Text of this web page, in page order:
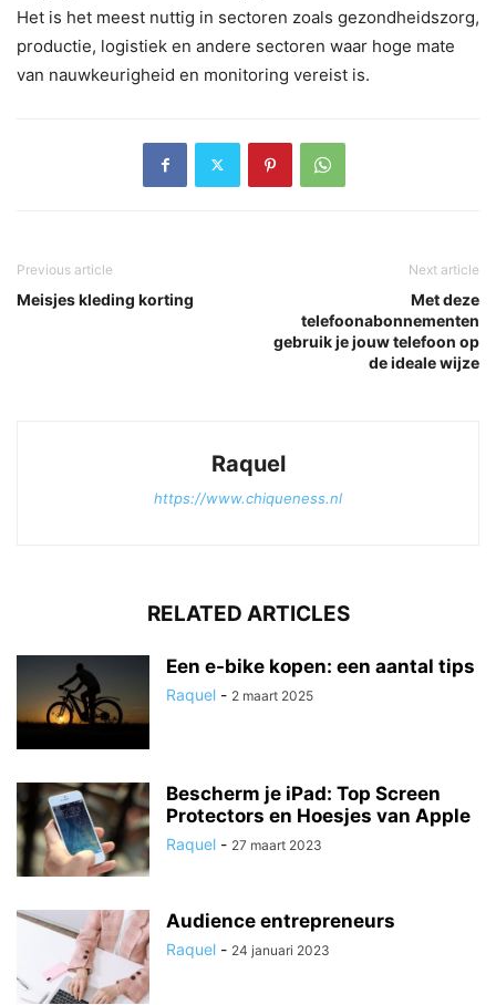
Het is het meest nuttig in sectoren zoals gezondheidszorg,
productie, logistiek en andere sectoren waar hoge mate
van nauwkeurigheid en monitoring vereist is.
Previous article
Meisjes kleding korting
Next article
Met deze
telefoonabonnementen
gebruik je jouw telefoon op
de ideale wijze
Raquel
https://www.chiqueness.nl
RELATED ARTICLES
Een e-bike kopen: een aantal tips
Raquel - 2 maart 2025
Bescherm je iPad: Top Screen
Protectors en Hoesjes van Apple
Raquel - 27 maart 2023
Audience entrepreneurs
Raquel - 24 januari 2023